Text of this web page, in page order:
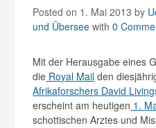
Posted on 1. Mai 2013by
und Übersee with0
Mit der Herausgabe eines
die Royal Mail den
Afrikaforschers David
erscheint am heutigen 1.
schottischen Arztes und